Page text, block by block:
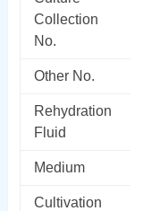
Collection
No.
Other No.
Rehydration
Fluid
Medium
Cultivation